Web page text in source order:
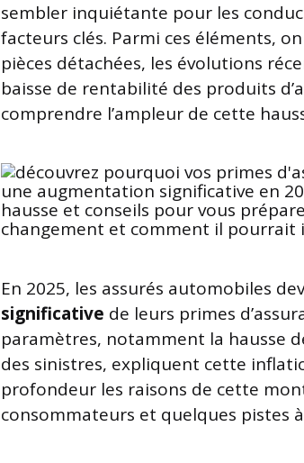
sembler inquiétante pour les
facteurs clés. Parmi ces éléments,
pièces détachées, les évolutions
baisse de rentabilité des produits
comprendre l’ampleur de cette
En 2025, les assurés automobiles
significative de leurs primes
paramètres, notamment la hausse
des sinistres, expliquent cette
profondeur les raisons de cette
consommateurs et quelques pistes